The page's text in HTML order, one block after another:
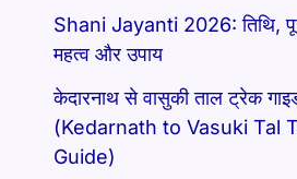
Shani Jayanti 2026: तिथि,
महत्व और उपाय
केदारनाथ से वासुकी ताल ट्रेक
(Kedarnath to Vasuki Tal
Guide)